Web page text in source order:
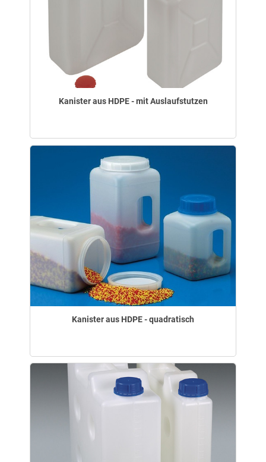
Kanister aus HDPE - mit Auslaufstutzen
Kanister aus HDPE - quadratisch